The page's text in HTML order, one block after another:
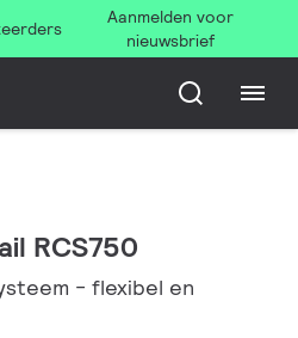
Aanmelden voor
nieuwsbrief
RCS750
- flexibel en